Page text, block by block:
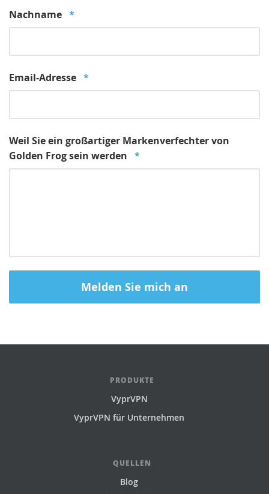
Nachname *
Email-Adresse *
Weil Sie ein großartiger Markenverfechter von
Golden Frog sein werden *
PRODUKTE
VyprVPN
VyprVPN für Unternehmen
QUELLEN
Blog